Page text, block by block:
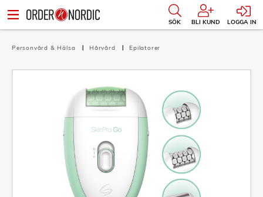
SÖK BLI KUND LOGGA IN
Personvård & Hälsa Hårvård Epilatorer